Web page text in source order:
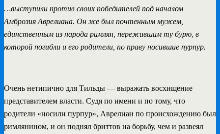
…выступили против своих победителей под началом
Амброзия Аврелиана. Он же был почтенным мужем,
единственным из народа римлян, пережившим ту бурю, в
которой погибли и его родители, по праву носившие пурпур.
Очень нетипично для Тильды — выражать восхищение
представителем власти. Судя по имени и по тому, что
родители «носили пурпур», Аврелиан по происхождению был
римлянином, и он поднял бриттов на борьбу, чем и развеял